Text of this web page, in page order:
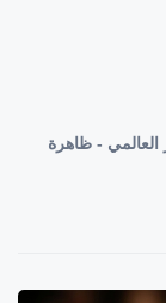
: 79 - يوم المرور العالمي - ظاهرة